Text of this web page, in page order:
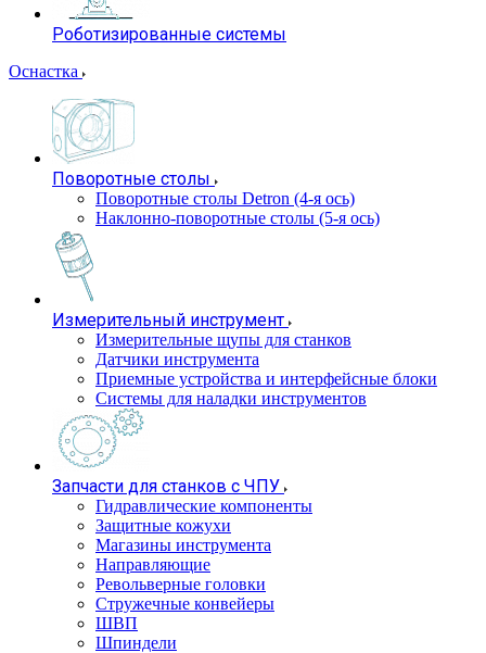
Роботизированные системы
Оснастка
Поворотные столы
Поворотные столы Detron (4-я ось)
Наклонно-поворотные столы (5-я ось)
Измерительный инструмент
Измерительные щупы для станков
Датчики инструмента
Приемные устройства и интерфейсные блоки
Системы для наладки инструментов
Запчасти для станков с ЧПУ
Гидравлические компоненты
Защитные кожухи
Магазины инструмента
Направляющие
Револьверные головки
Стружечные конвейеры
ШВП
Шпиндели